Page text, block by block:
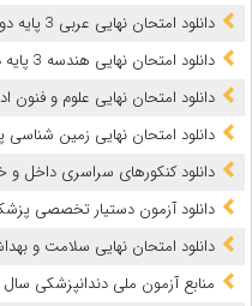
دانلود امتحان نهایی عربی 3 پایه دوازدهم تیر 1405 + پاسخ
دانلود امتحان نهایی هندسه 3 پایه دوازدهم تیر 1405
دانلود امتحان نهایی علوم و فنون ادبی 3 پایه دوازدهم
دانلود امتحان نهایی زمین شناسی پایه
دانلود کنکورهای سراسری داخل و خارج از
دانلود آزمون دستیار تخصصی پزشکی سال 1405 +
دانلود امتحان نهایی سلامت و بهداشت
ﻣﻨﺎﺑﻊ آزﻣﻮن ﻣﻠﯽ دندانپزشکی سال 1405 (دوره های 25 و 26)